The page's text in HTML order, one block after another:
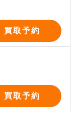
買取予約
買取予約